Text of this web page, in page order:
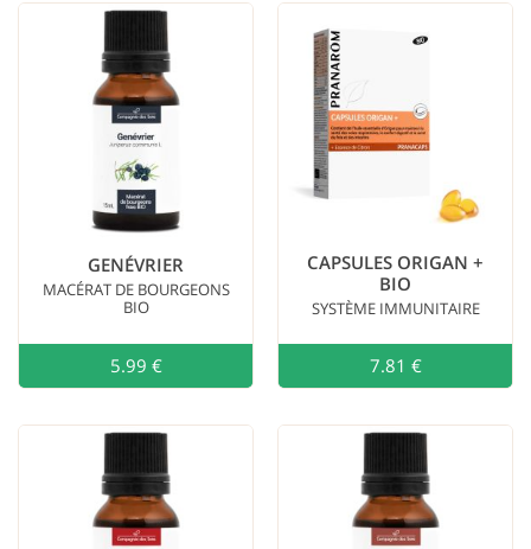
GENÉVRIER
MACÉRAT DE BOURGEONS
BIO
5.99 € Ajouter au
CAPSULES ORIGAN +
BIO
SYSTÈME IMMUNITAIRE
7.81 €